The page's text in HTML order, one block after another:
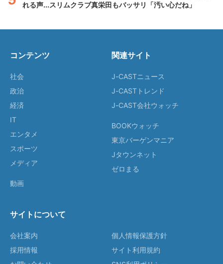
れる声...スリムクラブ真栄田もバッサリ「汚い心だね」
コンテンツ
社会
政治
経済
IT
エンタメ
スポーツ
メディア
動画
関連サイト
J-CASTニュース
J-CASTトレンド
J-CAST会社ウォッチ
BOOKウォッチ
東京バーゲンマニア
Jタウンネット
ゼロまる
サイトについて
会社案内
採用情報
個人情報保護方針
サイト利用規約